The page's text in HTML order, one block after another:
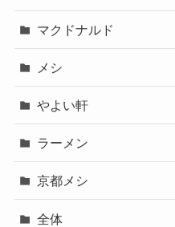
マクドナルド
メシ
やよい軒
ラーメン
京都メシ
全体